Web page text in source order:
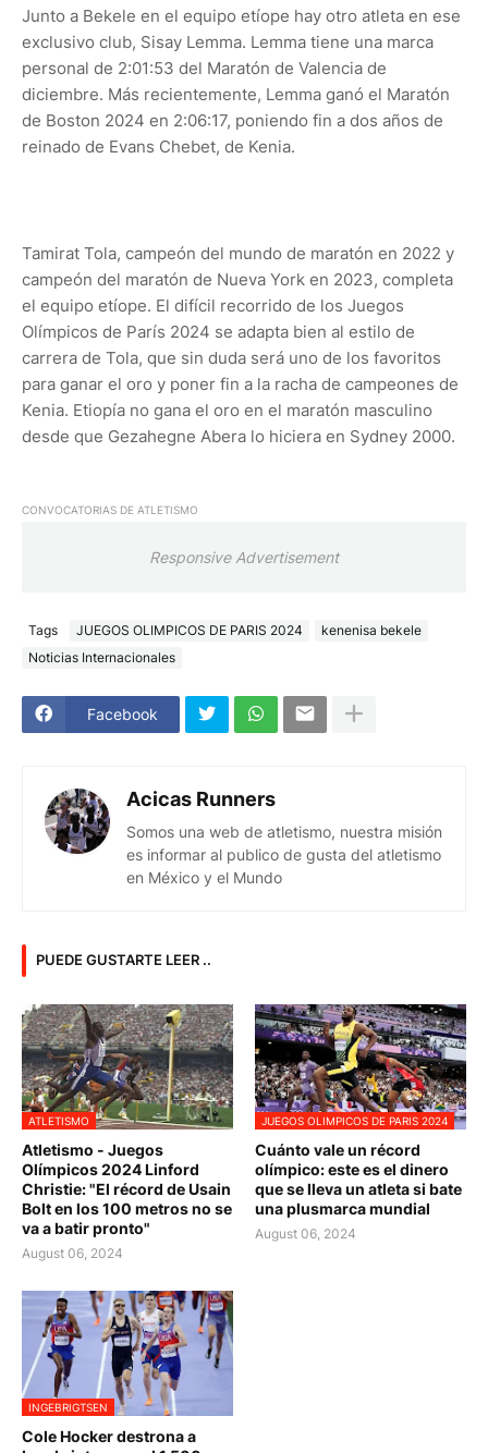
Junto a Bekele en el equipo etíope hay otro atleta en ese
exclusivo club, Sisay Lemma. Lemma tiene una marca
personal de 2:01:53 del Maratón de Valencia de
diciembre. Más recientemente, Lemma ganó el Maratón
de Boston 2024 en 2:06:17, poniendo fin a dos años de
reinado de Evans Chebet, de Kenia.
Tamirat Tola, campeón del mundo de maratón en 2022 y
campeón del maratón de Nueva York en 2023, completa
el equipo etíope. El difícil recorrido de los Juegos
Olímpicos de París 2024 se adapta bien al estilo de
carrera de Tola, que sin duda será uno de los favoritos
para ganar el oro y poner fin a la racha de campeones de
Kenia. Etiopía no gana el oro en el maratón masculino
desde que Gezahegne Abera lo hiciera en Sydney 2000.
CONVOCATORIAS DE ATLETISMO
Responsive Advertisement
Tags JUEGOS OLIMPICOS DE PARIS 2024
kenenisa bekele
Noticias Internacionales
Facebook
Acicas Runners
Somos una web de atletismo, nuestra misión
es informar al publico de gusta del atletismo
en México y el Mundo
PUEDE GUSTARTE LEER ..
ATLETISMO
Atletismo - Juegos
Olímpicos 2024 Linford
Christie: "El récord de Usain
Bolt en los 100 metros no se
va a batir pronto"
August 06, 2024
JUEGOS OLIMPICOS DE PARIS 2024
Cuánto vale un récord
olímpico: este es el dinero
que se lleva un atleta si bate
una plusmarca mundial
August 06, 2024
INGEBRIGTSEN
Cole Hocker destrona a